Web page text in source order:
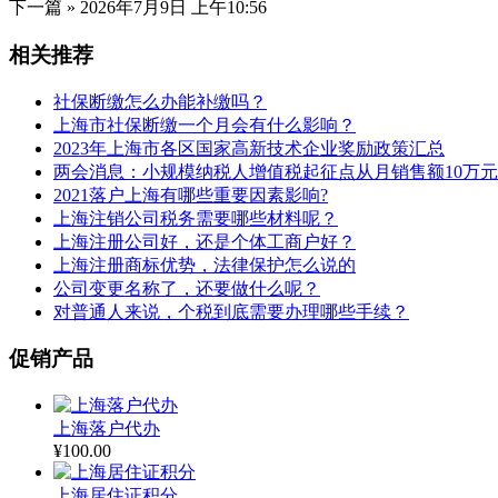
下一篇 » 2026年7月9日 上午10:56
相关推荐
社保断缴怎么办能补缴吗？
上海市社保断缴一个月会有什么影响？
2023年上海市各区国家高新技术企业奖励政策汇总
两会消息：小规模纳税人增值税起征点从月销售额10万
2021落户上海有哪些重要因素影响?
上海注销公司税务需要哪些材料呢？
上海注册公司好，还是个体工商户好？
上海注册商标优势，法律保护怎么说的
公司变更名称了，还要做什么呢？
对普通人来说，个税到底需要办理哪些手续？
促销产品
上海落户代办
¥100.00